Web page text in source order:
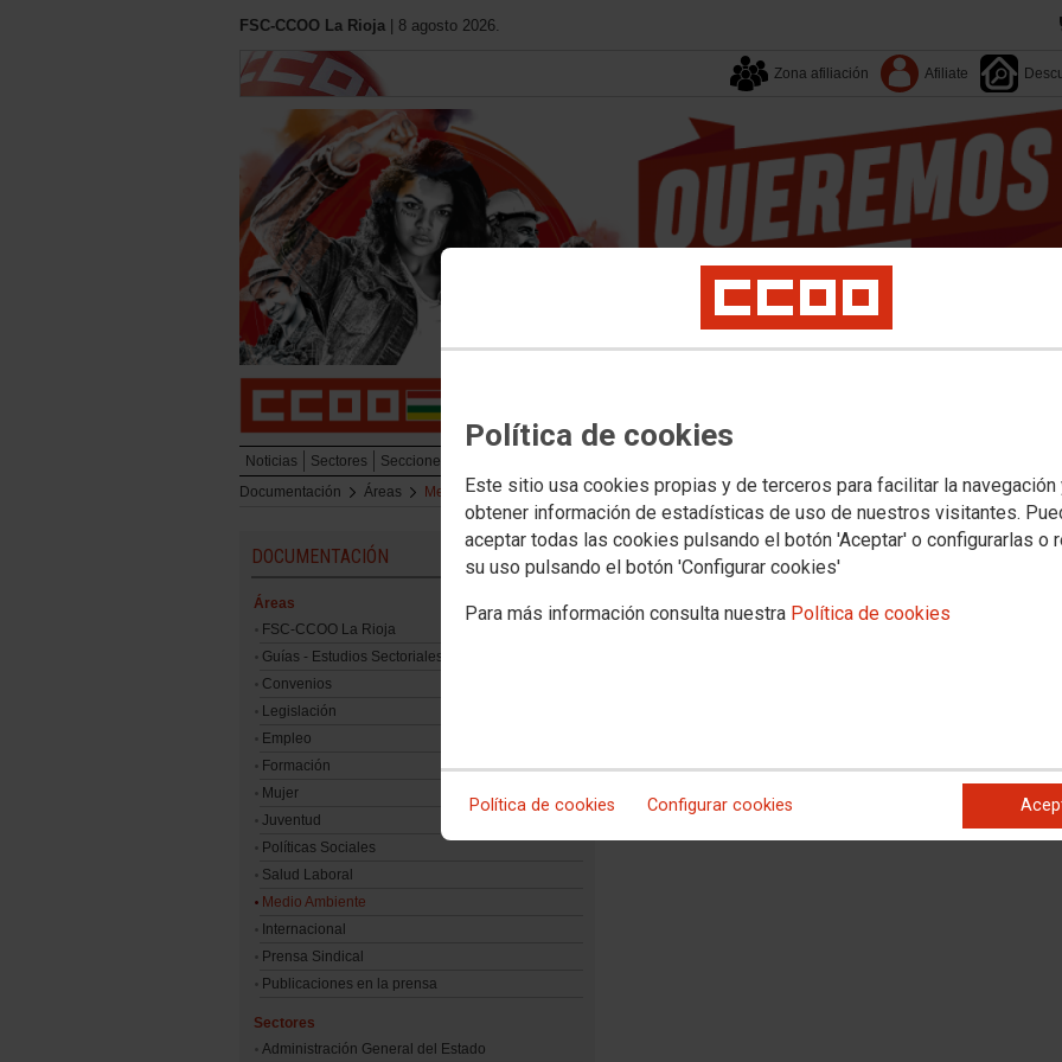
Política de cookies
Este sitio usa cookies propias y de terceros para facilitar la navegación
obtener información de estadísticas de uso de nuestros visitantes.
aceptar todas las cookies pulsando el botón 'Aceptar' o configurarlas o
su uso pulsando el botón 'Configurar cookies'
Para más información consulta nuestra Política de cookies
Política de cookies Configurar cookies
FSC-CCOO La Rioja | 8 agosto 2026.
Zona afiliación Afiliate
Noticias Sectores Secciones Sindicales
Documentación
Áreas Medio Ambiente
DOCUMENTACIÓN
Áreas
FSC-CCOO La Rioja
Guías - Estudios Sectoriales
Convenios
Legislación
Empleo
Formación
Mujer
Juventud
Políticas Sociales
Salud Laboral
Medio Ambiente
Internacional
Prensa Sindical
Publicaciones en la prensa
Sectores
Administración General del Estado